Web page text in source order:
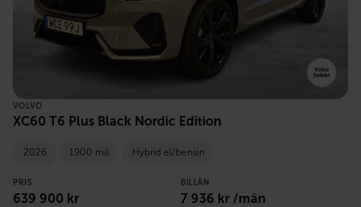
VOLVO
XC60 T6 Plus Black Nordic Edition
2026 1900 mil Hybrid el/bensin
PRIS
639 900 kr
BILLÅN
7 936 kr /mån